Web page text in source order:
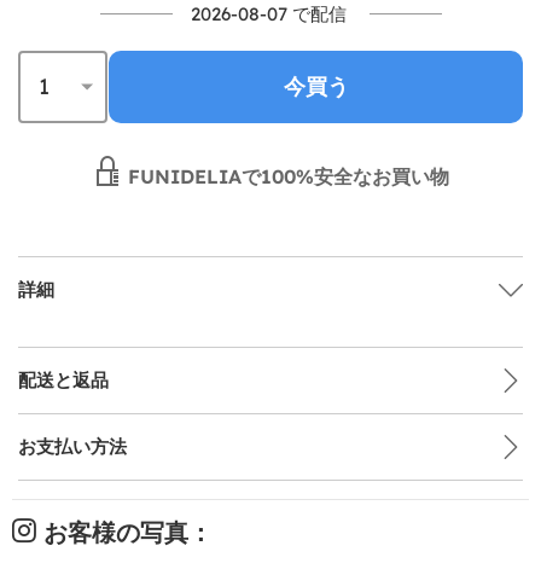
2026-08-07 で配信
今買う
FUNIDELIAで100%安全なお買い物
詳細
配送と返品
お支払い方法
お客様の写真：